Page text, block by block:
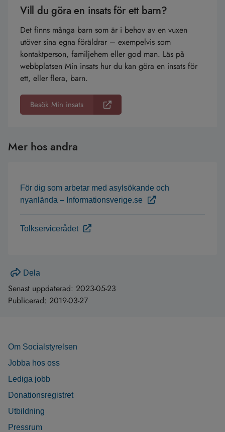
Vill du göra en insats för ett barn?
Det finns många barn som är i behov av en vuxen
utöver sina egna föräldrar – exempelvis som
kontaktperson, familjehem eller god man. Läs på
webbplatsen Min insats hur du kan göra en insats för
ett, eller flera, barn.
Besök Min insats
Mer hos andra
För dig som arbetar med asylsökande och
nyanlända – Informationsverige.se
Tolkservicerådet
Dela
Senast uppdaterad: 2023-05-23
Publicerad: 2019-03-27
Om Socialstyrelsen
Jobba hos oss
Lediga jobb
Donationsregistret
Utbildning
Pressrum